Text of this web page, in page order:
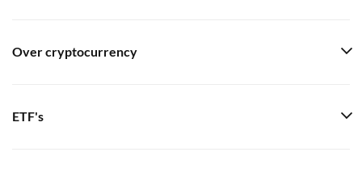
Over cryptocurrency
ETF's